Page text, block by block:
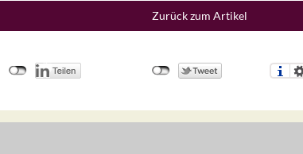
Zurück zum Artikel